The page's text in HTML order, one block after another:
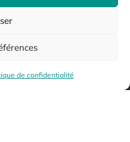
de confidentialité
apéritif